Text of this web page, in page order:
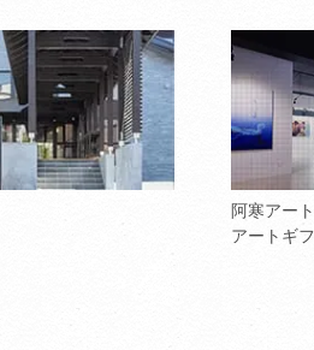
阿寒アー
アートギ